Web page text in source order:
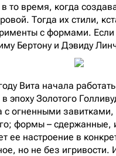
в то время, когда
Тогда их стили,
с формами. Если
Бертону и Дэвиду
Вита начала
эпоху Золотого
с огненными завитками,
формы – сдержанные,
ее настроение в
но не без игривости.